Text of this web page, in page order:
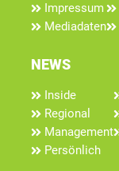
Impressum
Mediadaten
NEWS
Inside
Regional
Management
Persönlich